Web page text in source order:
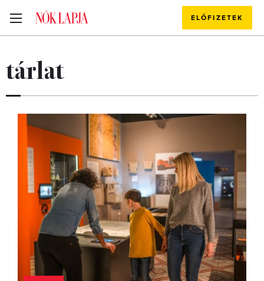
ELŐFIZETEK
tárlat